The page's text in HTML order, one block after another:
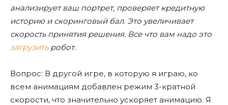
анализирует ваш портрет, проверяет кредитную
историю и скоринговый бал. Это увеличивает
скорость принятия решения. Все что вам надо это
загрузитьробот.
Вопрос: В другой игре, в которую я играю, ко
всем анимациям добавлен режим 3-кратной
скорости, что значительно ускоряет анимацию. Я